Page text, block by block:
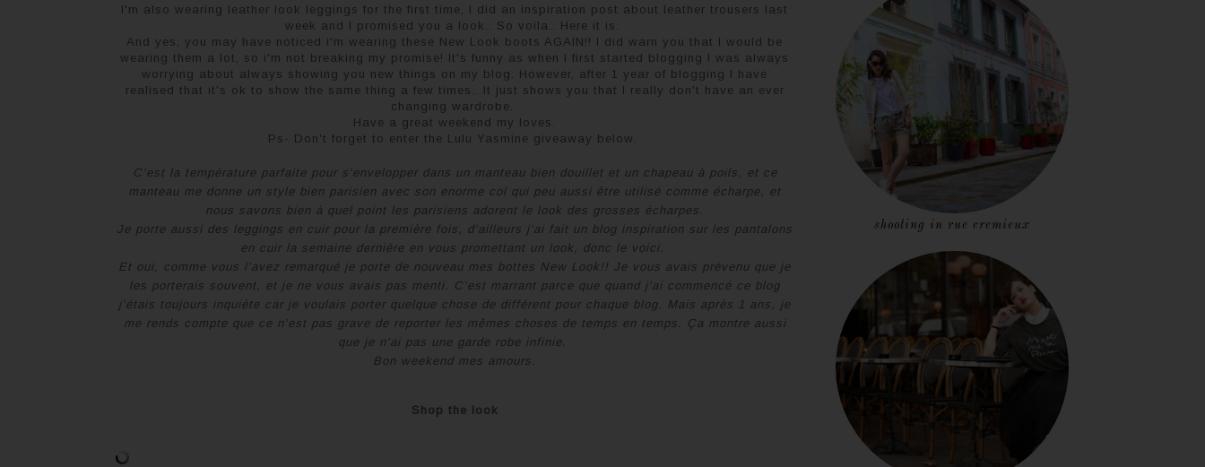
I'm also wearing leather look leggings for the first time, I did an inspiration post about leather trousers last
week and I promised you a look.. So voila.. Here it is.
And yes, you may have noticed i'm wearing these New Look boots AGAIN!! I did warn you that I would be
wearing them a lot, so i'm not breaking my promise! It's funny as when I first started blogging I was always
worrying about always showing you new things on my blog. However, after 1 year of blogging I have
realised that it's ok to show the same thing a few times.. It just shows you that I really don't have an ever
changing wardrobe.
Have a great weekend my loves.
Ps- Don't forget to enter the Lulu Yasmine giveaway below.
C'est la température parfaite pour s'envelopper dans un manteau bien douillet et un chapeau à poils, et ce
manteau me donne un style bien parisien avec son enorme col qui peu aussi être utilisé comme écharpe, et
nous savons bien à quel point les parisiens adorent le look des grosses écharpes.
Je porte aussi des leggings en cuir pour la première fois, d'ailleurs j'ai fait un blog inspiration sur les pantalons
en cuir la semaine dernière en vous promettant un look, donc le voici.
Et oui, comme vous l'avez remarqué je porte de nouveau mes bottes New Look!! Je vous avais prévenu que je
les porterais souvent, et je ne vous avais pas menti. C'est marrant parce que quand j'ai commencé ce blog
j'étais toujours inquiète car je voulais porter quelque chose de différent pour chaque blog. Mais après 1 ans, je
me rends compte que ce n'est pas grave de reporter les mêmes choses de temps en temps. Ça montre aussi
que je n'ai pas une garde robe infinie.
Bon weekend mes amours.
Shop the look
shooting in rue cremieux